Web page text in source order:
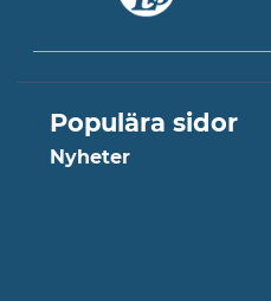
Populära sidor
Nyheter